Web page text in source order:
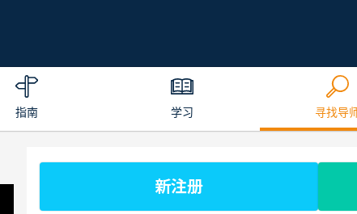
指南 学习 寻找导
新注册